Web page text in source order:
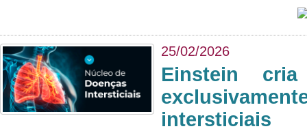
25/02/2026
Einstein
intersticiais